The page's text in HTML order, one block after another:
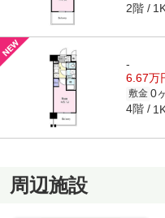
2階
-
6.67万
敷金 0
4階
周辺施設